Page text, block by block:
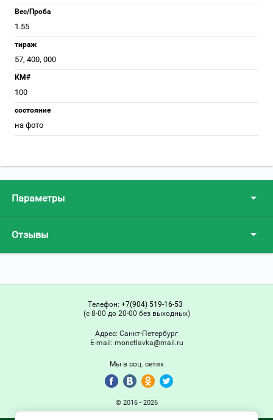
Вес/Проба
1.55
тираж
57, 400, 000
КМ#
100
состояние
на фото
Параметры
Отзывы
Телефон: +7(904) 519-16-53
(с 8-00 до 20-00 без выходных)
Адрес: Санкт-Петербург
Е-mail: monetlavka@mail.ru
Мы в соц. сетях
© 2016 - 2026